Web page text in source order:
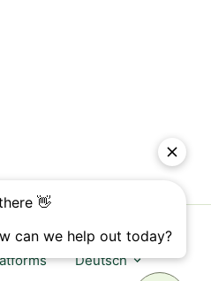
Deutsch